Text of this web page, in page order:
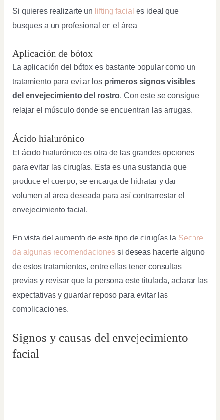
Si quieres realizarte un lifting facial es ideal que
busques a un profesional en el área.
Aplicación de bótox
La aplicación del bótox es bastante popular como un
tratamiento para evitar los primeros signos visibles
del envejecimiento del rostro. Con este se consigue
relajar el músculo donde se encuentran las arrugas.
Ácido hialurónico
El ácido hialurónico es otra de las grandes opciones
para evitar las cirugías. Esta es una sustancia que
produce el cuerpo, se encarga de hidratar y dar
volumen al área deseada para así contrarrestar el
envejecimiento facial.
En vista del aumento de este tipo de cirugías la Secpre
da algunas recomendacionessi deseas hacerte alguno
de estos tratamientos, entre ellas tener consultas
previas y revisar que la persona esté titulada, aclarar las
expectativas y guardar reposo para evitar las
complicaciones.
Signos y causas del envejecimiento
facial